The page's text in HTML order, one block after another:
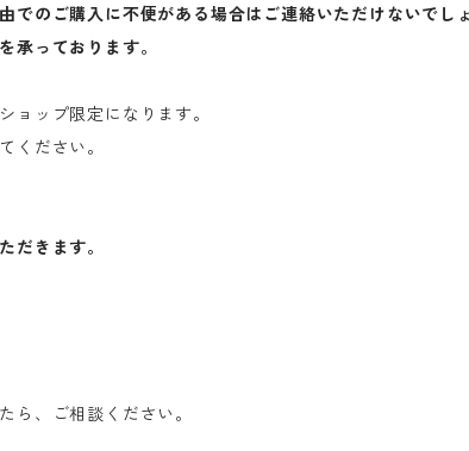
でのご購入に不便がある場合はご連絡いただけないでし
承っております。
ョップ限定になります。
ください。
だきます。
ら、ご相談ください。